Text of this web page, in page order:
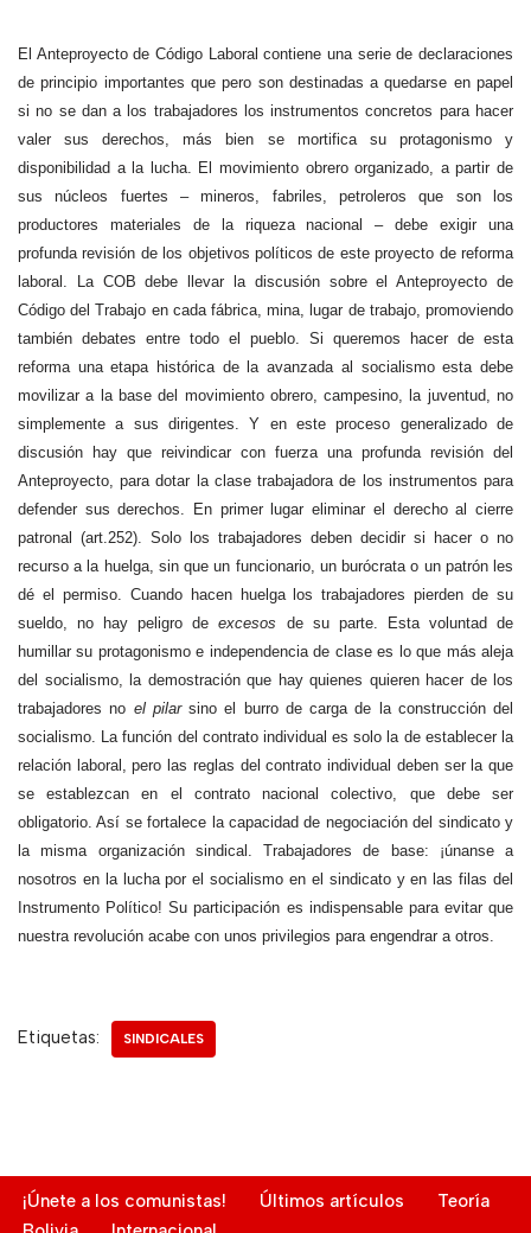
El Anteproyecto de Código Laboral contiene una serie de declaraciones
de principio importantes que pero son destinadas a quedarse en papel
si no se dan a los trabajadores los instrumentos concretos para hacer
valer sus derechos, más bien se mortifica su protagonismo y
disponibilidad a la lucha. El movimiento obrero organizado, a partir de
sus núcleos fuertes – mineros, fabriles, petroleros que son los
productores materiales de la riqueza nacional – debe exigir una
profunda revisión de los objetivos políticos de este proyecto de reforma
laboral. La COB debe llevar la discusión sobre el Anteproyecto de
Código del Trabajo en cada fábrica, mina, lugar de trabajo, promoviendo
también debates entre todo el pueblo. Si queremos hacer de esta
reforma una etapa histórica de la avanzada al socialismo esta debe
movilizar a la base del movimiento obrero, campesino, la juventud, no
simplemente a sus dirigentes. Y en este proceso generalizado de
discusión hay que reivindicar con fuerza una profunda revisión del
Anteproyecto, para dotar la clase trabajadora de los instrumentos para
defender sus derechos. En primer lugar eliminar el derecho al cierre
patronal (art.252). Solo los trabajadores deben decidir si hacer o no
recurso a la huelga, sin que un funcionario, un burócrata o un patrón les
dé el permiso. Cuando hacen huelga los trabajadores pierden de su
sueldo, no hay peligro deexcesos de su parte. Esta voluntad de
humillar su protagonismo e independencia de clase es lo que más aleja
del socialismo, la demostración que hay quienes quieren hacer de los
trabajadores no el pilarsino el burro de carga de la construcción del
socialismo. La función del contrato individual es solo la de establecer la
relación laboral, pero las reglas del contrato individual deben ser la que
se establezcan en el contrato nacional colectivo, que debe ser
obligatorio. Así se fortalece la capacidad de negociación del sindicato y
la misma organización sindical. Trabajadores de base: ¡únanse a
nosotros en la lucha por el socialismo en el sindicato y en las filas del
Instrumento Político! Su participación es indispensable para evitar que
nuestra revolución acabe con unos privilegios para engendrar a otros.
Etiquetas: SINDICALES
¡Únete a los comunistas! Últimos artículos
Teoría